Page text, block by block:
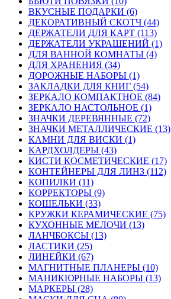
ВКУСНЫЕ ПОДАРКИ (6)
ДЕКОРАТИВНЫЙ СКОТЧ (44)
ДЕРЖАТЕЛИ ДЛЯ КАРТ (113)
ДЕРЖАТЕЛИ УКРАШЕНИЙ (1)
ДЛЯ ВАННОЙ КОМНАТЫ (4)
ДЛЯ ХРАНЕНИЯ (34)
ДОРОЖНЫЕ НАБОРЫ (1)
ЗАКЛАДКИ ДЛЯ КНИГ (54)
ЗЕРКАЛО КОМПАКТНОЕ (84)
ЗЕРКАЛО НАСТОЛЬНОЕ (1)
ЗНАЧКИ ДЕРЕВЯННЫЕ (72)
ЗНАЧКИ МЕТАЛЛИЧЕСКИЕ (13)
КАМНИ ДЛЯ ВИСКИ (1)
КАРДХОЛДЕРЫ (43)
КИСТИ КОСМЕТИЧЕСКИЕ (17)
КОНТЕЙНЕРЫ ДЛЯ ЛИНЗ (112)
КОПИЛКИ (11)
КОРРЕКТОРЫ (9)
КОШЕЛЬКИ (33)
КРУЖКИ КЕРАМИЧЕСКИЕ (75)
КУХОННЫЕ МЕЛОЧИ (13)
ЛАНЧБОКСЫ (13)
ЛАСТИКИ (25)
ЛИНЕЙКИ (67)
МАГНИТНЫЕ ПЛАНЕРЫ (10)
МАНИКЮРНЫЕ НАБОРЫ (13)
МАРКЕРЫ (28)